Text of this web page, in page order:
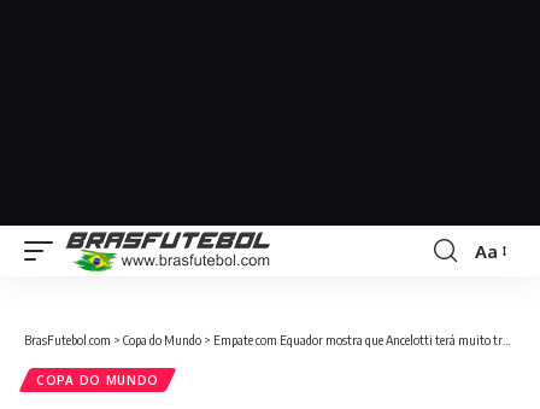
Aa
BrasFutebol.com > Copa do Mundo > Empate com Equador mostra que Ancelotti terá muito trabalho na Seleção
COPA DO MUNDO